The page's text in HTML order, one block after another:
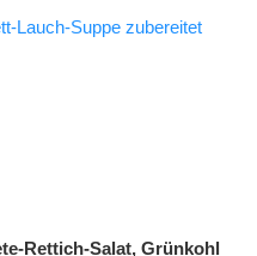
Lauch-Suppe zubereitet
Rettich-Salat, Grünkohl